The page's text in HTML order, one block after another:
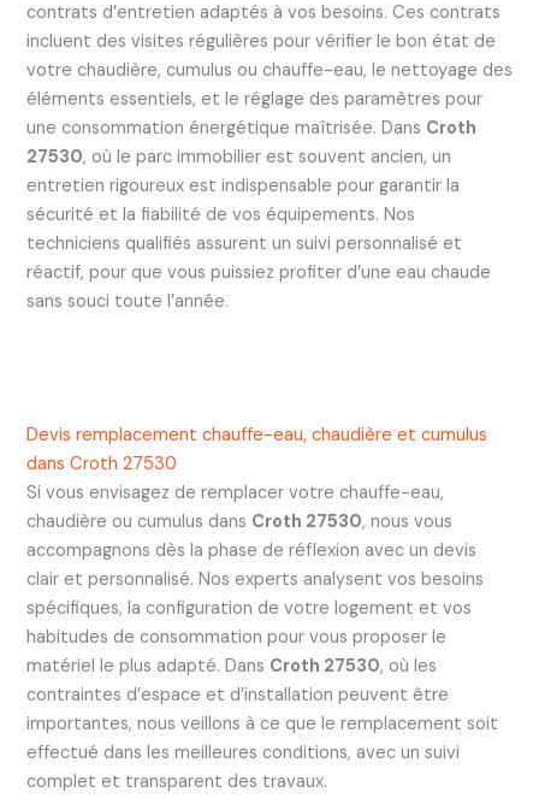
contrats d’entretien adaptés à vos besoins. Ces contrats
incluent des visites régulières pour vérifier le bon état de
votre chaudière, cumulus ou chauffe-eau, le nettoyage des
éléments essentiels, et le réglage des paramètres pour
une consommation énergétique maîtrisée. Dans Croth
27530, où le parc immobilier est souvent ancien, un
entretien rigoureux est indispensable pour garantir la
sécurité et la fiabilité de vos équipements. Nos
techniciens qualifiés assurent un suivi personnalisé et
réactif, pour que vous puissiez profiter d’une eau chaude
sans souci toute l’année.
Devis remplacement chauffe-eau, chaudière et cumulus
dans Croth 27530
Si vous envisagez de remplacer votre chauffe-eau,
chaudière ou cumulus dans Croth 27530, nous vous
accompagnons dès la phase de réflexion avec un devis
clair et personnalisé. Nos experts analysent vos besoins
spécifiques, la configuration de votre logement et vos
habitudes de consommation pour vous proposer le
matériel le plus adapté. Dans Croth 27530, où les
contraintes d’espace et d’installation peuvent être
importantes, nous veillons à ce que le remplacement soit
effectué dans les meilleures conditions, avec un suivi
complet et transparent des travaux.